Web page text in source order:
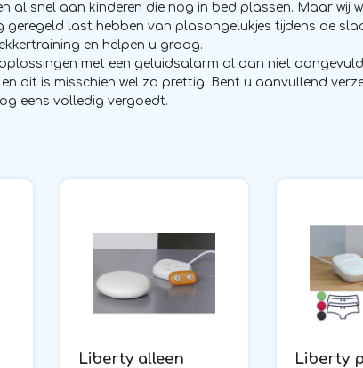
al snel aan kinderen die nog in bed plassen. Maar wij
geregeld last hebben van plasongelukjes tijdens de
en helpen u graag.
met een geluidsalarm al dan niet
dit is misschien wel zo prettig. Bent u aanvullend
eens volledig vergoedt.
Liberty alleen
Liberty